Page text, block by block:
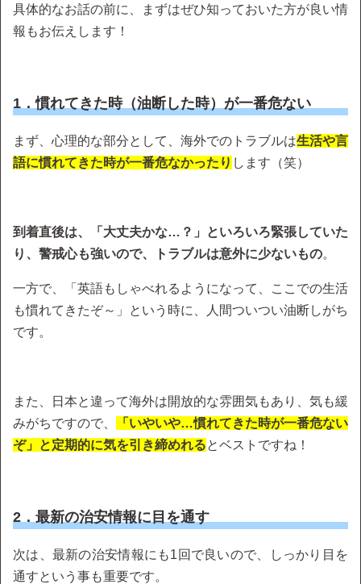
具体的なお話の前に、まずはぜひ知っておいた方が良い情
報もお伝えします！
1．慣れてきた時（油断した時）が一番危ない
まず、心理的な部分として、海外でのトラブルは生活や言
語に慣れてきた時が一番危なかったり します（笑）
到着直後は、「大丈夫かな…？」といろいろ緊張していた
り、警戒心も強いので、トラブルは意外に少ないもの。
一方で、「英語もしゃべれるようになって、ここでの生活
も慣れてきたぞ～」という時に、人間ついつい油断しがち
です。
また、日本と違って海外は開放的な雰囲気もあり、気も緩
みがちですので、
「いやいや…慣れてきた時が一番危ない
ぞ」と定期的に気を引き締めれるとベストですね！
2．最新の治安情報に目を通す
次は、最新の治安情報にも1回で良いので、しっかり目を
通すという事も重要です。